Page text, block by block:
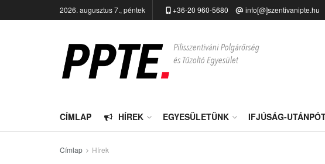
2026. augusztus 7., péntek +36-20 960-5680 info[@]szentivanipte.hu
CÍMLAP HÍREK EGYESÜLETÜNK IFJÚSÁG-
Címlap Hírek